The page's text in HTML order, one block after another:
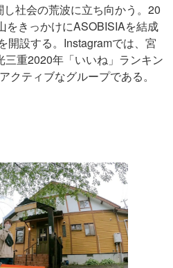
社会の荒波に立ち向かう。 20
をきっかけにASOBISIAを結成
開設する。 Instagramでは、宮
三重2020年「いいね」ランキン
クティブなグループである。